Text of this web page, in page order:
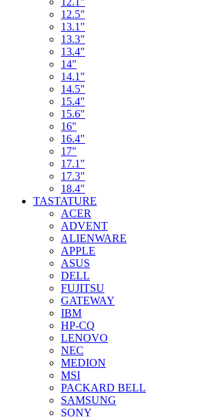
12.5"
13.1"
13.3"
13.4"
14"
14.1"
14.5"
15.4"
15.6"
16"
16.4"
17"
17.1"
17.3"
18.4"
TASTATURE
ACER
ADVENT
ALIENWARE
APPLE
ASUS
DELL
FUJITSU
GATEWAY
IBM
HP-CQ
LENOVO
NEC
MEDION
MSI
PACKARD BELL
SAMSUNG
SONY